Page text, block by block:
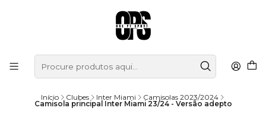
Início Clubes Inter Miami Camisolas 2023/2024
Camisola principal Inter Miami 23/24 - Versão adepto